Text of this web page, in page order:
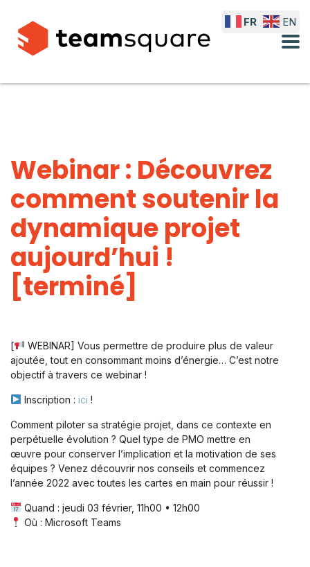
Webinar : Découvrez
comment soutenir la
dynamique projet
aujourd’hui !
[terminé]
[
WEBINAR] Vous permettre de produire plus de valeur
ajoutée, tout en consommant moins d’énergie… C’est notre
objectif à travers ce webinar !
Inscription : ici !
Comment piloter sa stratégie projet, dans ce contexte en
perpétuelle évolution ? Quel type de PMO mettre en
œuvre pour conserver l’implication et la motivation de ses
équipes ? Venez découvrir nos conseils et commencez
l’année 2022 avec toutes les cartes en main pour réussir !
Quand : jeudi 03 février, 11h00 • 12h00
Où : Microsoft Teams
FR EN